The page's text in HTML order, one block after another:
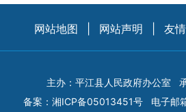
网站地图 网站声明 友
主办：平江县人民政府办公室
备案： 湘ICP备05013451号 电子邮